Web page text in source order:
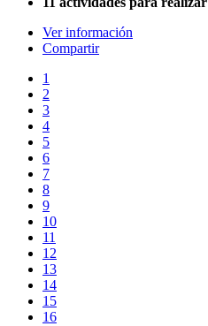
Ver información
Compartir
1
2
3
4
5
6
7
8
9
10
11
12
13
14
15
16